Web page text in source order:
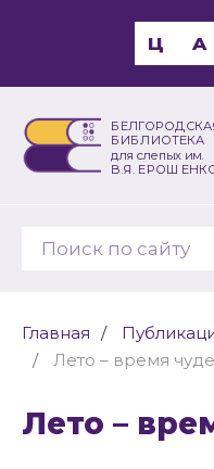
БИБЛИОТЕКА
для слепых им.
В.Я.
Ц A
Главная
Лето – время
Лето –